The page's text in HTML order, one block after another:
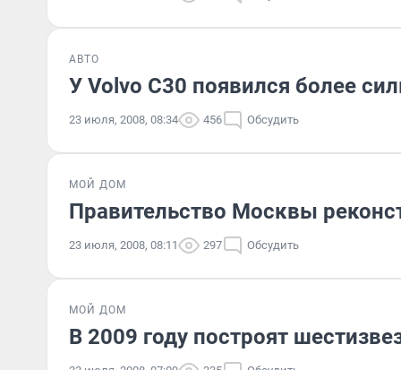
АВТО
У Volvo C30 появился более
23 июля, 2008, 08:34 456 Обсудить
МОЙ ДОМ
Правительство Москвы
23 июля, 2008, 08:11 297 Обсудить
МОЙ ДОМ
В 2009 году построят